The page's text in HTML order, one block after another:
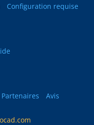
Configuration requise
Partenaires Avis